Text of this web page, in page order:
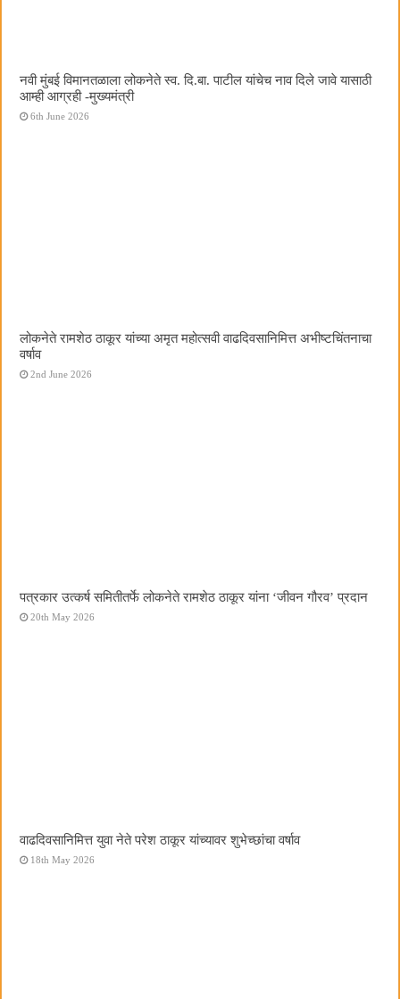
नवी मुंबई विमानतळाला लोकनेते स्व. दि.बा. पाटील यांचेच नाव दिले जावे यासाठी
आम्ही आग्रही -मुख्यमंत्री
6th June 2026
लोकनेते रामशेठ ठाकूर यांच्या अमृत महोत्सवी वाढदिवसानिमित्त अभीष्टचिंतनाचा
वर्षाव
2nd June 2026
पत्रकार उत्कर्ष समितीतर्फे लोकनेते रामशेठ ठाकूर यांना ‌‘जीवन गौरव‌’ प्रदान
20th May 2026
वाढदिवसानिमित्त युवा नेते परेश ठाकूर यांच्यावर शुभेच्छांचा वर्षाव
18th May 2026